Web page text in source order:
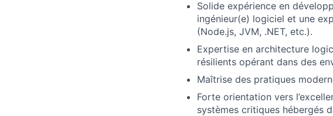
Solide expérience en
ingénieur(e) logiciel et une
(Node.js, JVM, .NET, etc.).
Expertise en architecture
résilients opérant dans des
Maîtrise des pratiques
Forte orientation vers
systèmes critiques hébergés